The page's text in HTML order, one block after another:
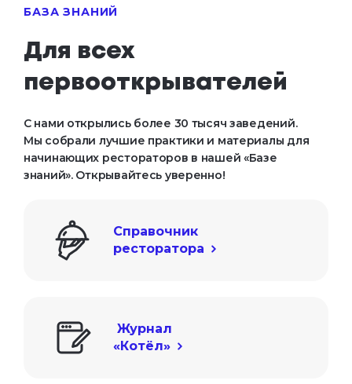
БАЗА ЗНАНИЙ
Для всех
первооткрывателей
С нами открылись более 30 тысяч заведений.
Мы собрали лучшие практики и материалы для
начинающих рестораторов в нашей «Базе
знаний». Открывайтесь уверенно!
Справочник
ресторатора
«Котёл»